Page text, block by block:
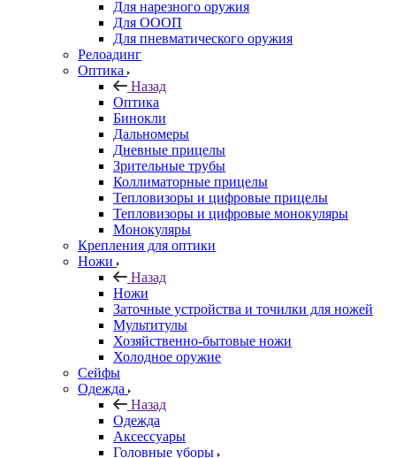
Для нарезного оружия
Для ОООП
Для пневматического оружия
Релоадинг
Оптика
Назад
Оптика
Бинокли
Дальномеры
Дневные прицелы
Зрительные трубы
Коллиматорные прицелы
Тепловизоры и цифровые прицелы
Тепловизоры и цифровые монокуляры
Монокуляры
Крепления для оптики
Ножи
Назад
Ножи
Заточные устройства и точилки для ножей
Мультитулы
Хозяйственно-бытовые ножи
Холодное оружие
Сейфы
Одежда
Назад
Одежда
Аксессуары
Головные уборы